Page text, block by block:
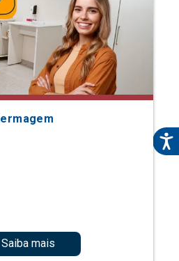
Saiba mais